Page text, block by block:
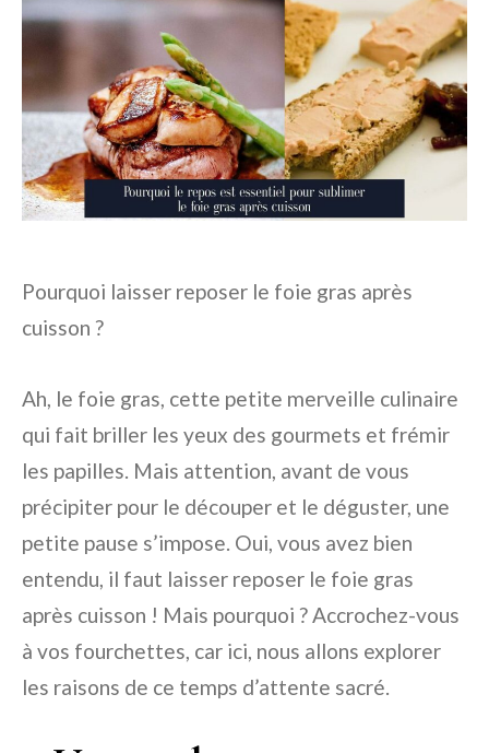
Pourquoi laisser reposer le foie gras après
cuisson ?
Ah, le foie gras, cette petite merveille culinaire
qui fait briller les yeux des gourmets et frémir
les papilles. Mais attention, avant de vous
précipiter pour le découper et le déguster, une
petite pause s’impose. Oui, vous avez bien
entendu, il faut laisser reposer le foie gras
après cuisson ! Mais pourquoi ? Accrochez-vous
à vos fourchettes, car ici, nous allons explorer
les raisons de ce temps d’attente sacré.